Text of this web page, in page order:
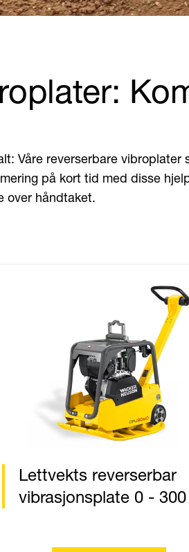
Våre reverserbare
på kort tid med disse
over håndtaket.
Lettvekts reverserbar
vibrasjonsplate 0 -